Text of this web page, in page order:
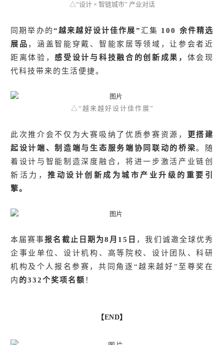
△“设计 × 智链城市” 产业对话
同期举办的“越来越好设计佳作展”汇集 100 余件精选
展品 ，涵盖智能穿戴、智能家居等领域，让参会者近
距离体验，感受设计与科技融合的创新成果， 体会现
代科技带来的生活便捷。
△“越来越好设计佳作展”
此次推介会不仅为大赛吸纳了优质参赛资源，
更搭建
起设计端、制造端与生态服务端协同联动的桥梁。随
着设计与智能制造深度融合，将进一步激活产业链创
新活力，推动设计创新成为城市产业升级的重要引
擎。
本届赛事报名截止日期为8月15日 ，我们诚邀全球优秀
企事业单位、设计机构、高等院校、设计团队、科研
机构及个人报名参赛，共同角逐“越来越好”至尊奖在
内 的332个奖项名额 ！
【END】